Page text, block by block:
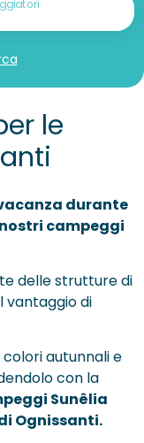
le
durante
campeggi
delle strutture di
vantaggio di
autunnali e
con la
Sunêlia
Ognissanti.